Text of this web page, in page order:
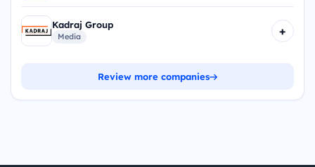
Kadraj Group
Media +
Review more companies